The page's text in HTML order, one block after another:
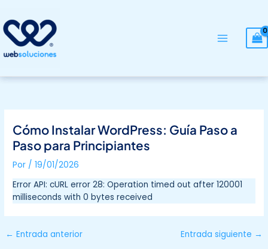
contenido
Cómo Instalar WordPress: Guía Paso a
Paso para Principiantes
Por /19/01/2026
Error API: cURL error 28: Operation timed out after 120001
milliseconds with 0 bytes received
← Entrada anterior Entrada siguiente →